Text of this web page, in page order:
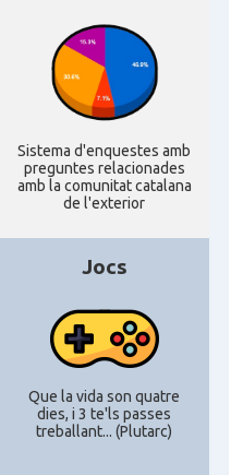
a Las Vegas
a Los Angeles
a Maine, USA
a MINNESOTA
a NEW MEXICO
Sistema d'enquestes amb
preguntes relacionades
amb la comunitat catalana
de l'exterior
Jocs
Que la vida son quatre
dies, i 3 te'ls passes
treballant... (Plutarc)